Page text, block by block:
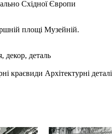
Східної Європи
площі Музейній.
декор, деталь
краєвиди Архітектурні деталі